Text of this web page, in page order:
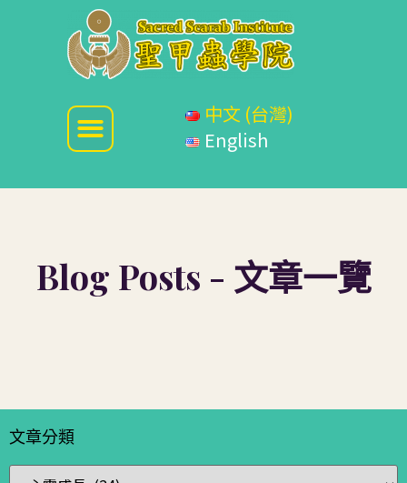
中文 (台灣)
English
Blog Posts - 文章一覽
文章分類